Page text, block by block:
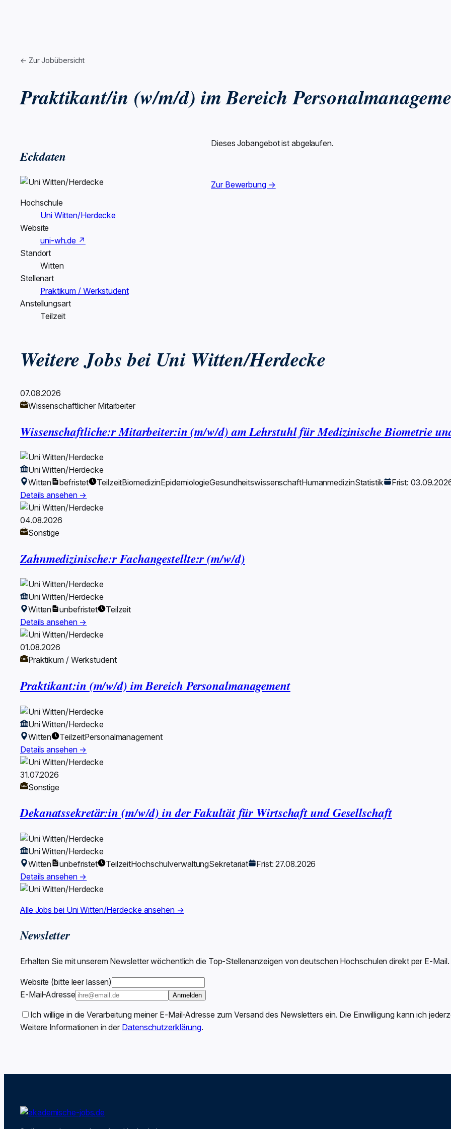
← Zur Jobübersicht
Praktikant/in (w/m/d) im Bereich
Eckdaten
Hochschule
Uni Witten/Herdecke
Website
uni-wh.de ↗
Standort
Witten
Stellenart
Praktikum / Werkstudent
Anstellungsart
Teilzeit
Dieses Jobangebot ist abgelaufen.
Zur Bewerbung →
Weitere Jobs bei Uni Witten/Herdecke
07.08.2026
Wissenschaftlicher Mitarbeiter
Wissenschaftliche:r Mitarbeiter:in (m/w/d) am Lehrstuhl für Medizinische Biometrie
Uni Witten/Herdecke
Witten
befristet TeilzeitBiomedizinEpidemiologieGesundheitswissenschaftHumanmedizinStatistik
Frist:
Details ansehen →
04.08.2026
Sonstige
Zahnmedizinische:r Fachangestellte:r (m/w/d)
Uni Witten/Herdecke
Witten
unbefristet
Teilzeit
Details ansehen →
01.08.2026
Praktikum / Werkstudent
Praktikant:in (m/w/d) im Bereich Personalmanagement
Uni Witten/Herdecke
Witten
TeilzeitPersonalmanagement
Details ansehen →
31.07.2026
Sonstige
Dekanatssekretär:in (m/w/d) in der Fakultät für Wirtschaft und Gesellschaft
Uni Witten/Herdecke
Witten
unbefristet TeilzeitHochschulverwaltungSekretariat
Frist: 27.08.2026
Details ansehen →
Alle Jobs bei Uni Witten/Herdecke ansehen →
Newsletter
Erhalten Sie mit unserem Newsletter wöchentlich die Top-Stellenanzeigen von deutschen Hochschulen direkt per E-
Website (bitte leer lassen)
E-Mail-Adresse
Anmelden
Ich willige in die Verarbeitung meiner E-Mail-Adresse zum Versand des Newsletters ein. Die Einwilligung kann ich
Weitere Informationen in der Datenschutzerklärung.